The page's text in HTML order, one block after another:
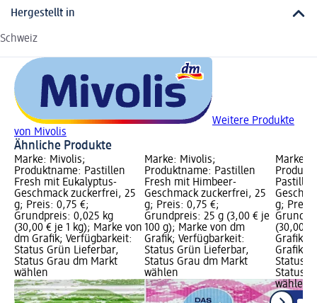
Hergestellt in
Schweiz
Weitere Produkte
von Mivolis
Ähnliche Produkte
Marke: Mivolis;
Produktname: Pastillen
Fresh mit Eukalyptus-
Geschmack zuckerfrei, 25
g; Preis: 0,75 €;
Grundpreis: 0,025 kg
(30,00 € je 1 kg); Marke von
dm Grafik; Verfügbarkeit:
Status Grün Lieferbar,
Status Grau dm Markt
wählen
Marke: Mivolis;
Produktname: Pastillen
Fresh mit Himbeer-
Geschmack zuckerfrei, 25
g; Preis: 0,75 €;
Grundpreis: 25 g (3,00 € je
100 g); Marke von dm
Grafik; Verfügbarkeit:
Status Grün Lieferbar,
Status Grau dm Markt
wählen
Marke:
g; Preis:
(30,00 €
Grafik,
Grafik;
Status
Status
wählen